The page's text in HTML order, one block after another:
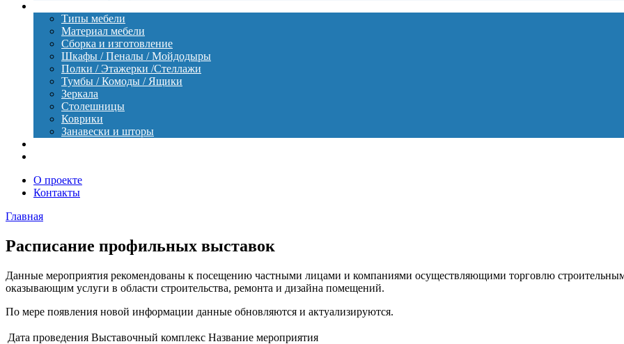
Типы мебели
Материал мебели
Сборка и изготовление
Шкафы / Пеналы / Мойдодыры
Полки / Этажерки /Стеллажи
Тумбы / Комоды / Ящики
Зеркала
Столешницы
Коврики
Занавески и шторы
О проекте
Контакты
Главная
Расписание профильных выставок
Данные мероприятия рекомендованы к посещению частными лицами и компаниями осуществляющими торговлю
оказывающим услуги в области строительства, ремонта и дизайна помещений.
По мере появления новой информации данные обновляются и актуализируются.
Дата проведения Выставочный комплекс Название мероприятия